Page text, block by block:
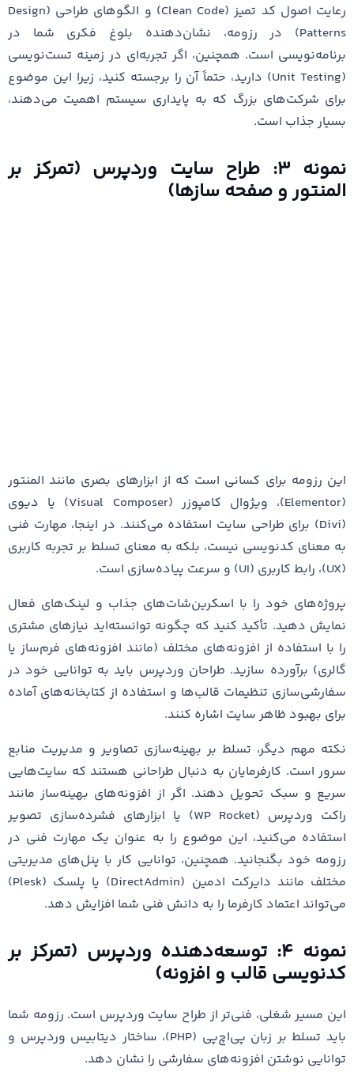
رعایت اصول کد تمیز (Clean Code) و الگوهای طراحی (Design
Patterns) در رزومه، نشان‌دهنده بلوغ فکری شما در
برنامه‌نویسی است. همچنین، اگر تجربه‌ای در زمینه تست‌نویسی
(Unit Testing) دارید، حتماً آن را برجسته کنید، زیرا این موضوع
برای شرکت‌های بزرگ که به پایداری سیستم اهمیت می‌دهند،
بسیار جذاب است.
نمونه ۳: طراح سایت وردپرس (تمرکز بر
المنتور و صفحه سازها)
این رزومه برای کسانی است که از ابزارهای بصری مانند المنتور
(Elementor)، ویژوال کامپوزر (Visual Composer) یا دیوی
(Divi) برای طراحی سایت استفاده می‌کنند. در اینجا، مهارت فنی
به معنای کدنویسی نیست، بلکه به معنای تسلط بر تجربه کاربری
(UX)، رابط کاربری (UI) و سرعت پیاده‌سازی است.
پروژه‌های خود را با اسکرین‌شات‌های جذاب و لینک‌های فعال
نمایش دهید. تأکید کنید که چگونه توانسته‌اید نیازهای مشتری
را با استفاده از افزونه‌های مختلف (مانند افزونه‌های فرم‌ساز یا
گالری) برآورده سازید. طراحان وردپرس باید به توانایی خود در
سفارشی‌سازی تنظیمات قالب‌ها و استفاده از کتابخانه‌های آماده
برای بهبود ظاهر سایت اشاره کنند.
نکته مهم دیگر، تسلط بر بهینه‌سازی تصاویر و مدیریت منابع
سرور است. کارفرمایان به دنبال طراحانی هستند که سایت‌هایی
سریع و سبک تحویل دهند. اگر از افزونه‌های بهینه‌ساز مانند
راکت وردپرس (WP Rocket) یا ابزارهای فشرده‌سازی تصویر
استفاده می‌کنید، این موضوع را به عنوان یک مهارت فنی در
رزومه خود بگنجانید. همچنین، توانایی کار با پنل‌های مدیریتی
مختلف مانند دایرکت ادمین (DirectAdmin) یا پلسک (Plesk)
می‌تواند اعتماد کارفرما را به دانش فنی شما افزایش دهد.
نمونه ۴: توسعه‌دهنده وردپرس (تمرکز بر
کدنویسی قالب و افزونه)
این مسیر شغلی، فنی‌تر از طراح سایت وردپرس است. رزومه شما
باید تسلط بر زبان پی‌اچ‌پی (PHP)، ساختار دیتابیس وردپرس و
توانایی نوشتن افزونه‌های سفارشی را نشان دهد.